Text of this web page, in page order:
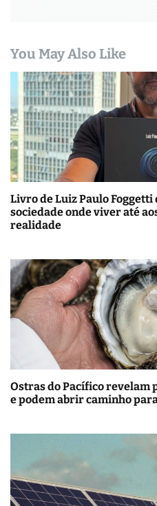
You May Also Like
Livro de Luiz Paulo
sociedade onde viver até
realidade
Ostras do Pacífico
e podem abrir caminho